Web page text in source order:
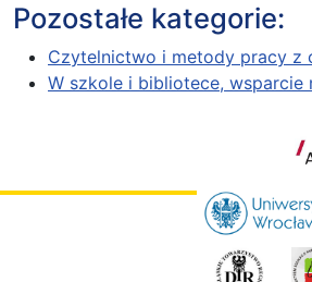
Pozostałe kategorie:
Czytelnictwo i metody pracy z
W szkole i bibliotece,